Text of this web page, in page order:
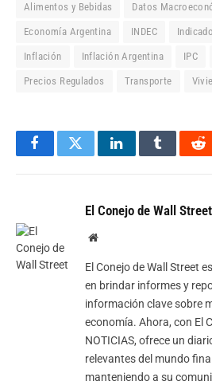
Alimentos y Bebidas Datos
Economía Argentina INDEC
Inflación Inflación Argentina IPC
Precios Regulados Transporte
FacebookTwitterLinkedInTumblr
El Conejo de Wall Street
Website
El Conejo de Wall Street
en brindar informes y
información clave sobre
economía. Ahora, con El
NOTICIAS, ofrece un
relevantes del mundo
manteniendo a su